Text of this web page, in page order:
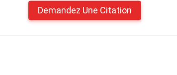
Demandez Une Citation